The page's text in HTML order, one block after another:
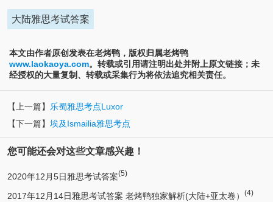
大陆雅思考试答案
本文由作者原创发表在老烤鸭，版权归属老烤鸭
www.laokaoya.com。转载或引用请注明出处并附上原文链接；未
经授权的大量复制、转载或采集行为将依法追究相关责任。
【上一篇】
乐蜀雅思考点Luxor
【下一篇】 埃及Ismailia雅思考点
您可能还会对这些文章感兴趣！
2020年12月5日雅思考试答案(5)
2017年12月14日雅思考试答案 老烤鸭独家解析(大陆+亚太卷） (4)